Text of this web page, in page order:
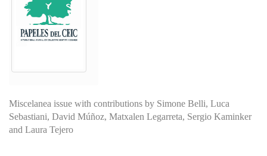
Miscelanea issue with contributions by Simone Belli, Luca
Sebastiani, David Múñoz, Matxalen Legarreta, Sergio Kaminker
and Laura Tejero